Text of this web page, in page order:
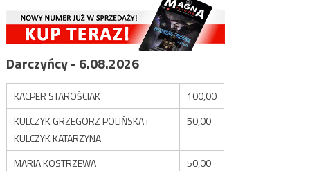
Darczyńcy - 6.08.2026
KACPER STAROŚCIAK
100,00
KULCZYK GRZEGORZ POLIŃSKA i
KULCZYK KATARZYNA
50,00
MARIA KOSTRZEWA
50,00